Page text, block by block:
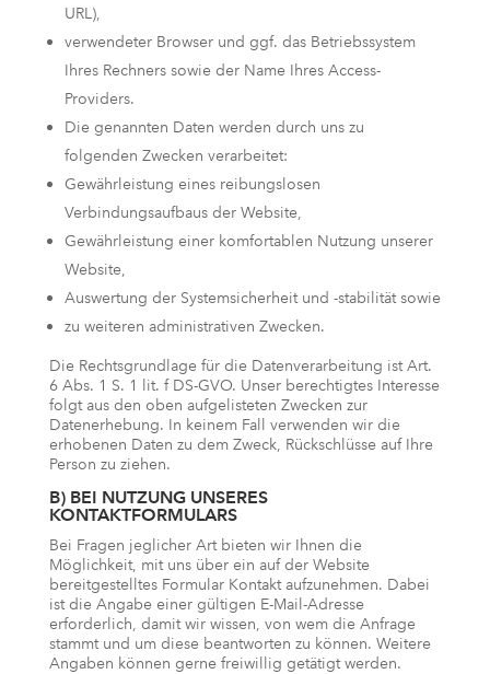
URL),
verwendeter Browser und ggf. das Betriebssystem
Ihres Rechners sowie der Name Ihres Access-
Providers.
Die genannten Daten werden durch uns zu
folgenden Zwecken verarbeitet:
Gewährleistung eines reibungslosen
Verbindungsaufbaus der Website,
Gewährleistung einer komfortablen Nutzung unserer
Website,
Auswertung der Systemsicherheit und -stabilität sowie
zu weiteren administrativen Zwecken.
Die Rechtsgrundlage für die Datenverarbeitung ist Art.
6 Abs. 1 S. 1 lit. f DS-GVO. Unser berechtigtes Interesse
folgt aus den oben aufgelisteten Zwecken zur
Datenerhebung. In keinem Fall verwenden wir die
erhobenen Daten zu dem Zweck, Rückschlüsse auf Ihre
Person zu ziehen.
B) BEI NUTZUNG UNSERES
KONTAKTFORMULARS
Bei Fragen jeglicher Art bieten wir Ihnen die
Möglichkeit, mit uns über ein auf der Website
bereitgestelltes Formular Kontakt aufzunehmen. Dabei
ist die Angabe einer gültigen E-Mail-Adresse
erforderlich, damit wir wissen, von wem die Anfrage
stammt und um diese beantworten zu können. Weitere
Angaben können gerne freiwillig getätigt werden.